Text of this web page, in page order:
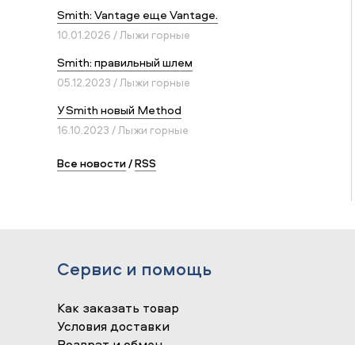
Smith: Vantage еще Vantage.
10.01.2026 / Лыжи горные
Smith: правильный шлем
05.12.2023 / Лыжи горные
У Smith новый Method
16.10.2023 / Лыжи горные
Все новости/RSS
Сервис и помощь
Как заказать товар
Условия доставки